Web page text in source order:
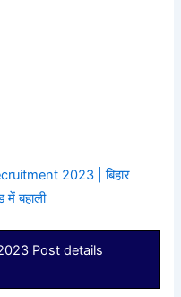
2023 | बिहार
बहाली
Post details